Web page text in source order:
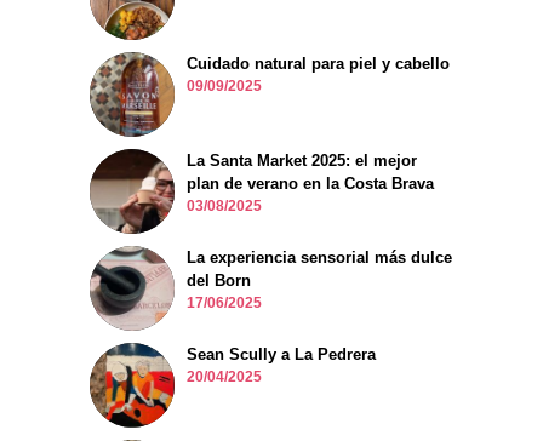
Cuidado natural para piel y cabello
09/09/2025
La Santa Market 2025: el mejor
plan de verano en la Costa Brava
03/08/2025
La experiencia sensorial más dulce
del Born
17/06/2025
Sean Scully a La Pedrera
20/04/2025